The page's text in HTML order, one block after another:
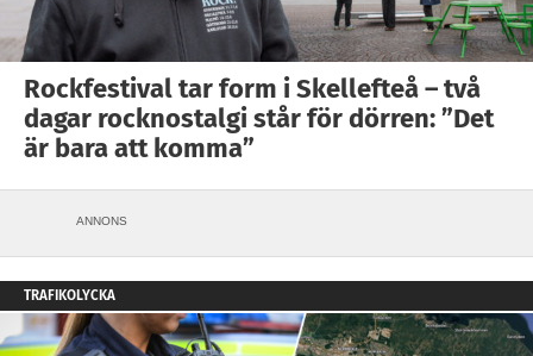
Rockfestival tar form i Skellefteå – två
dagar rocknostalgi står för dörren: ”Det
är bara att komma”
ANNONS
TRAFIKOLYCKA